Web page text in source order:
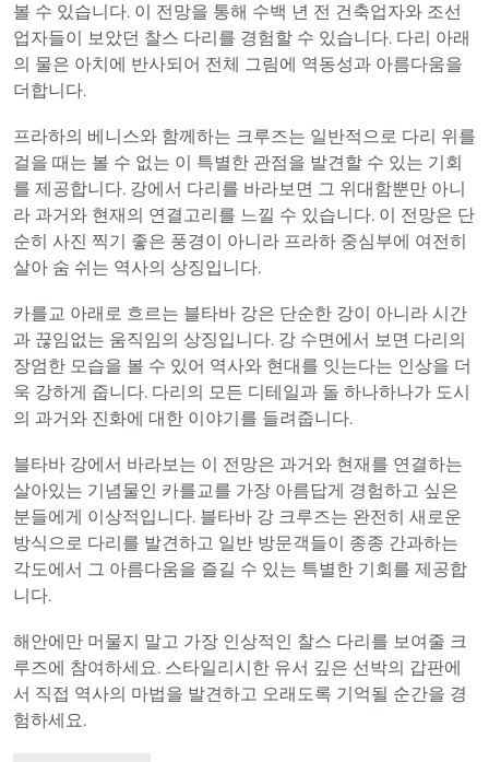
볼 수 있습니다. 이 전망을 통해 수백 년 전 건축업자와 조선
업자들이 보았던 찰스 다리를 경험할 수 있습니다. 다리 아래
의 물은 아치에 반사되어 전체 그림에 역동성과 아름다움을
더합니다.
프라하의 베니스와 함께하는 크루즈는 일반적으로 다리 위를
걸을 때는 볼 수 없는 이 특별한 관점을 발견할 수 있는 기회
를 제공합니다. 강에서 다리를 바라보면 그 위대함뿐만 아니
라 과거와 현재의 연결고리를 느낄 수 있습니다. 이 전망은 단
순히 사진 찍기 좋은 풍경이 아니라 프라하 중심부에 여전히
살아 숨 쉬는 역사의 상징입니다.
카를교 아래로 흐르는 블타바 강은 단순한 강이 아니라 시간
과 끊임없는 움직임의 상징입니다. 강 수면에서 보면 다리의
장엄한 모습을 볼 수 있어 역사와 현대를 잇는다는 인상을 더
욱 강하게 줍니다. 다리의 모든 디테일과 돌 하나하나가 도시
의 과거와 진화에 대한 이야기를 들려줍니다.
블타바 강에서 바라보는 이 전망은 과거와 현재를 연결하는
살아있는 기념물인 카를교를 가장 아름답게 경험하고 싶은
분들에게 이상적입니다. 블타바 강 크루즈는 완전히 새로운
방식으로 다리를 발견하고 일반 방문객들이 종종 간과하는
각도에서 그 아름다움을 즐길 수 있는 특별한 기회를 제공합
니다.
해안에만 머물지 말고 가장 인상적인 찰스 다리를 보여줄 크
루즈에 참여하세요. 스타일리시한 유서 깊은 선박의 갑판에
서 직접 역사의 마법을 발견하고 오래도록 기억될 순간을 경
험하세요.